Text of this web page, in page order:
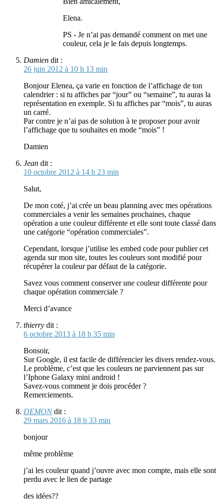
Elena.
PS - Je n’ai pas demandé comment on met une
couleur, cela je le fais depuis longtemps.
Damien dit :
26 juin 2012 à 10 h 13 min
Bonjour Elenea, ça varie en fonction de l’affichage de ton
calendrier : si tu affiches par “jour” ou “semaine”, tu auras la
représentation en exemple. Si tu affiches par “mois”, tu auras
un carré.
Par contre je n’ai pas de solution à te proposer pour avoir
l’affichage que tu souhaites en mode “mois” !
Damien
Jean dit :
10 octobre 2012 à 14 h 23 min
Salut,
De mon coté, j’ai crée un beau planning avec mes opérations
commerciales a venir les semaines prochaines, chaque
opération a une couleur différente et elle sont toute classé dans
une catégorie “opération commerciales”.
Cependant, lorsque j’utilise les embed code pour publier cet
agenda sur mon site, toutes les couleurs sont modifié pour
récupérer la couleur par défaut de la catégorie.
Savez vous comment conserver une couleur différente pour
chaque opération commerciale ?
Merci d’avance
thierry dit :
6 octobre 2013 à 18 h 35 min
Bonsoir,
Sur Google, il est facile de différencier les divers rendez-vous.
Le problème, c’est que les couleurs ne parviennent pas sur
l’Iphone Galaxy mini android !
Savez-vous comment je dois procéder ?
Remerciements.
DEMON dit :
29 mars 2016 à 18 h 33 min
bonjour
même problème
j’ai les couleur quand j’ouvre avec mon compte, mais elle sont
perdu avec le lien de partage
des idées??